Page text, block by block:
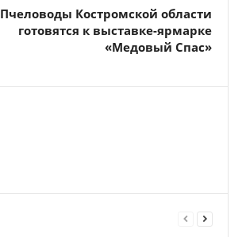
Пчеловоды Костромской области
готовятся к выставке-ярмарке
«Медовый Спас»